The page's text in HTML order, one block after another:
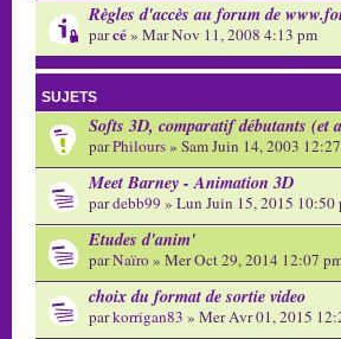
Règles d'accès au forum de
parcé» Mar Nov 11, 2008 4:13 pm
SUJETS
Softs 3D, comparatif débutants (et
parPhilours» Sam Juin 14, 2003
Meet Barney - Animation 3D
pardebb99 » Lun Juin 15, 2015 10:50
Etudes d'anim'
parNaïro» Mer Oct 29, 2014 12:07
choix du format de sortie video
parkorrigan83 » Mer Avr 01, 2015